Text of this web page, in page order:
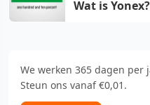
Wat is Yonex?
We werken 365 dagen
Steun ons vanaf €0,01.